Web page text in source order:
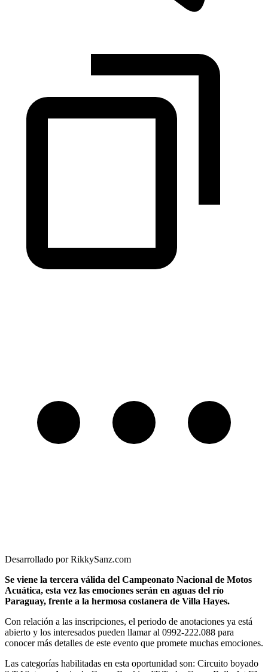
Desarrollado por RikkySanz.com
Se viene la tercera válida del Campeonato Nacional de Motos
Acuática, esta vez las emociones serán en aguas del río
Paraguay, frente a la hermosa costanera de Villa Hayes.
Con relación a las inscripciones, el periodo de anotaciones ya está
abierto y los interesados pueden llamar al 0992-222.088 para
conocer más detalles de este evento que promete muchas emociones.
Las categorías habilitadas en esta oportunidad son: Circuito boyado